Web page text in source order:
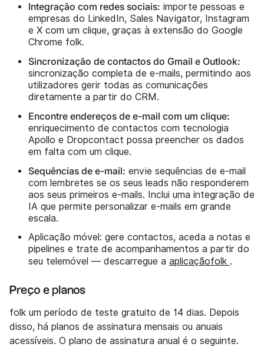
Integração com redes sociais: importe pessoas e
empresas do LinkedIn, Sales Navigator, Instagram
e X com um clique, graças à extensão do Google
Chrome folk.
Sincronização de contactos do Gmail e Outlook:
sincronização completa de e-mails, permitindo aos
utilizadores gerir todas as comunicações
diretamente a partir do CRM.
Encontre endereços de e-mail com um clique:
enriquecimento de contactos com tecnologia
Apollo e Dropcontact possa preencher os dados
em falta com um clique.
Sequências de e-mail: envie sequências de e-mail
com lembretes se os seus leads não responderem
aos seus primeiros e-mails. Inclui uma integração de
IA que permite personalizar e-mails em grande
escala.
Aplicação móvel: gere contactos, aceda a notas e
pipelines e trate de acompanhamentos a partir do
seu telemóvel — descarregue a aplicaçãofolk .
Preço e planos
folk um período de teste gratuito de 14 dias. Depois
disso, há planos de assinatura mensais ou anuais
acessíveis. O plano de assinatura anual é o seguinte.